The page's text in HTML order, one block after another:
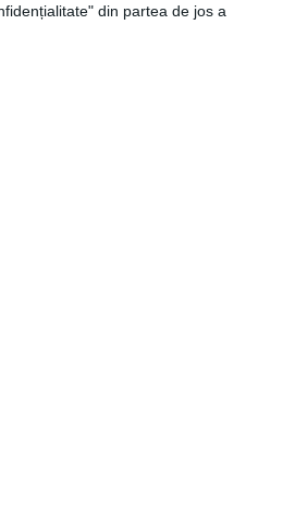
din partea de jos a